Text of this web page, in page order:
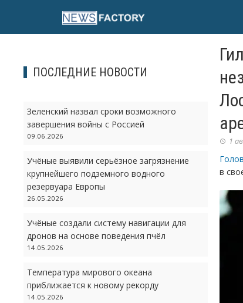
content
ПОСЛЕДНИЕ НОВОСТИ
Зеленский назвал сроки возможного
завершения войны с Россией
09.06.2026
Учёные выявили серьёзное загрязнение
крупнейшего подземного водного
резервуара Европы
26.05.2026
Учёные создали систему навигации для
дронов на основе поведения пчёл
14.05.2026
Температура мирового океана
приближается к новому рекорду
14.05.2026
1
в